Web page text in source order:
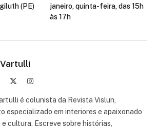
(PE)
janeiro, quinta-feira, das 15h
às 17h
Instagram
é colunista da Revista Vislun,
especializado em interiores e apaixonado
cultura. Escreve sobre histórias,